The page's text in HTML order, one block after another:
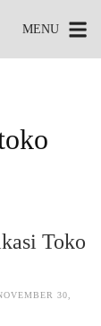
MENU
Toko
30,